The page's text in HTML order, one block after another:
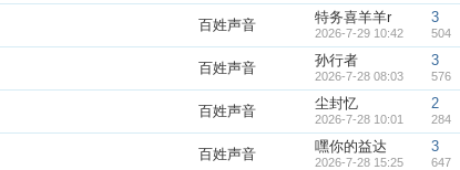
百姓声音 特务喜羊羊r
2026-7-29 10:42
3
504
百姓声音 孙行者
2026-7-28 08:03
3
576
百姓声音 尘封忆
2026-7-28 10:01
2
284
百姓声音 嘿你的益达
2026-7-28 15:25
3
647